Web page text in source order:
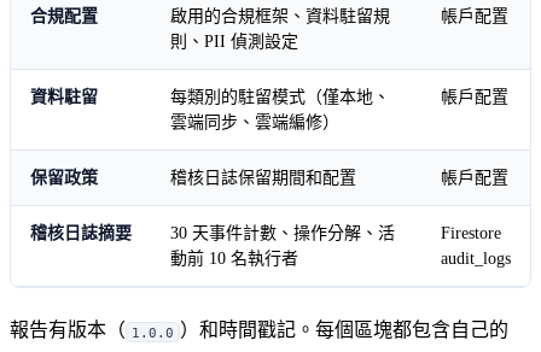
合規配置
啟用的合規框架、資料駐留規
則、PII 偵測設定
帳戶配置
資料駐留
每類別的駐留模式（僅本地、
雲端同步、雲端編修）
帳戶配置
保留政策 稽核日誌保留期間和配置 帳戶配置
稽核日誌摘要
30 天事件計數、操作分解、活
動前 10 名執行者
Firestore
audit_logs
報告有版本（ 1.0.0 ）和時間戳記。每個區塊都包含自己的